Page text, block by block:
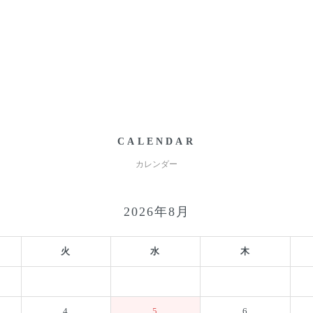
CALENDAR
カレンダー
2026年8月
火 水 木